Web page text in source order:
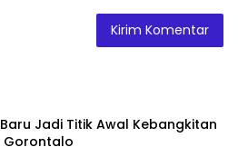
Jadi Titik Awal Kebangkitan
Gorontalo